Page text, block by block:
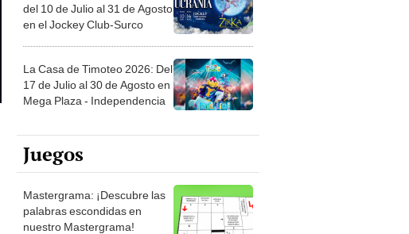
del 10 de Julio al 31 de Agosto
en el Jockey Club-Surco
La Casa de Timoteo 2026: Del
17 de Julio al 30 de Agosto en
Mega Plaza - Independencia
Juegos
Mastergrama: ¡Descubre las
palabras escondidas en
nuestro Mastergrama!